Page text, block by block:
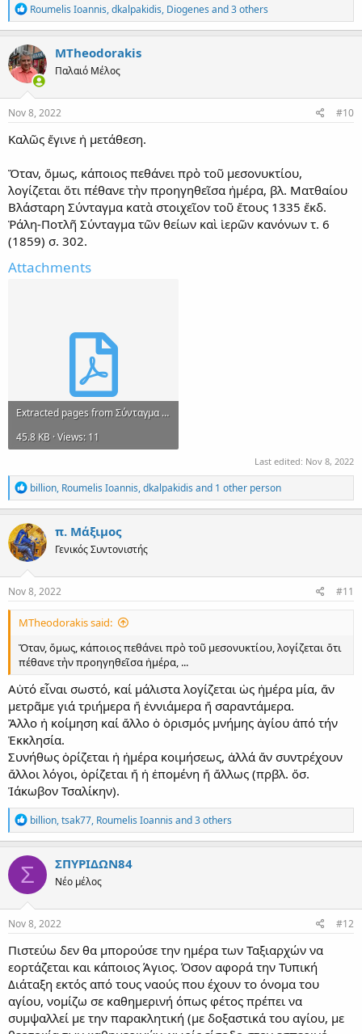
R
e
a
c
t
i
o
n
s
Roumelis Ioannis,dkalpakidis, Diogenes and 3 others
MTheodorakis
Παλαιό Μέλος
Nov 8, 2022 #10
Καλῶς ἔγινε ἡ μετάθεση.
Ὅταν, ὅμως, κάποιος πεθάνει πρὸ τοῦ μεσονυκτίου,
λογίζεται ὅτι πέθανε τὴν προηγηθεῖσα ἡμέρα, βλ. Ματθαίου
Βλάσταρη Σύνταγμα κατὰ στοιχεῖον τοῦ ἔτους 1335 ἔκδ.
Ῥάλη-Ποτλῆ Σύνταγμα τῶν θείων καὶ ἱερῶν κανόνων τ. 6
(1859) σ. 302.
Attachments
Extracted pages from Σύνταγμα τῶν Θείων καὶ Ἱερῶν Κανόνων τ. 6.pdf
45.8 KB · Views: 11
Last edited: Nov 8, 2022
R
e
a
c
t
i
o
n
s
billion, Roumelis Ioannis,dkalpakidis and 1 other person
π. Μάξιμος
Γενικός Συντονιστής
Nov 8, 2022 #11
MTheodorakis said:
Ὅταν, ὅμως, κάποιος πεθάνει πρὸ τοῦ μεσονυκτίου, λογίζεται ὅτι
πέθανε τὴν προηγηθεῖσα ἡμέρα, ...
Αὐτό εἶναι σωστό, καί μάλιστα λογίζεται ὡς ἡμέρα μία, ἄν
μετρᾶμε γιά τριήμερα ἤ ἐννιάμερα ἤ σαραντάμερα.
Ἄλλο ἡ κοίμηση καί ἄλλο ὁ ὁρισμός μνήμης ἁγίου ἀπό τήν
Ἐκκλησία.
Συνήθως ὁρίζεται ἡ ἡμέρα κοιμήσεως, ἀλλά ἄν συντρέχουν
ἄλλοι λόγοι, ὁρίζεται ἤ ἡ ἐπομένη ἤ ἄλλως (πρβλ. ὅσ.
Ἰάκωβον Τσαλίκην).
R
e
a
c
t
i
o
n
s
billion,tsak77, Roumelis Ioannis and 3 others
Σ ΣΠΥΡΙΔΩΝ84
Νέο μέλος
Nov 8, 2022 #12
Πιστεύω δεν θα μπορούσε την ημέρα των Ταξιαρχών να
εορτάζεται και κάποιος Άγιος. Όσον αφορά την Τυπική
Διάταξη εκτός από τους ναούς που έχουν το όνομα του
αγίου, νομίζω σε καθημερινή όπως φέτος πρέπει να
συμψαλλεί με την παρακλητική (με δοξαστικά του αγίου, με